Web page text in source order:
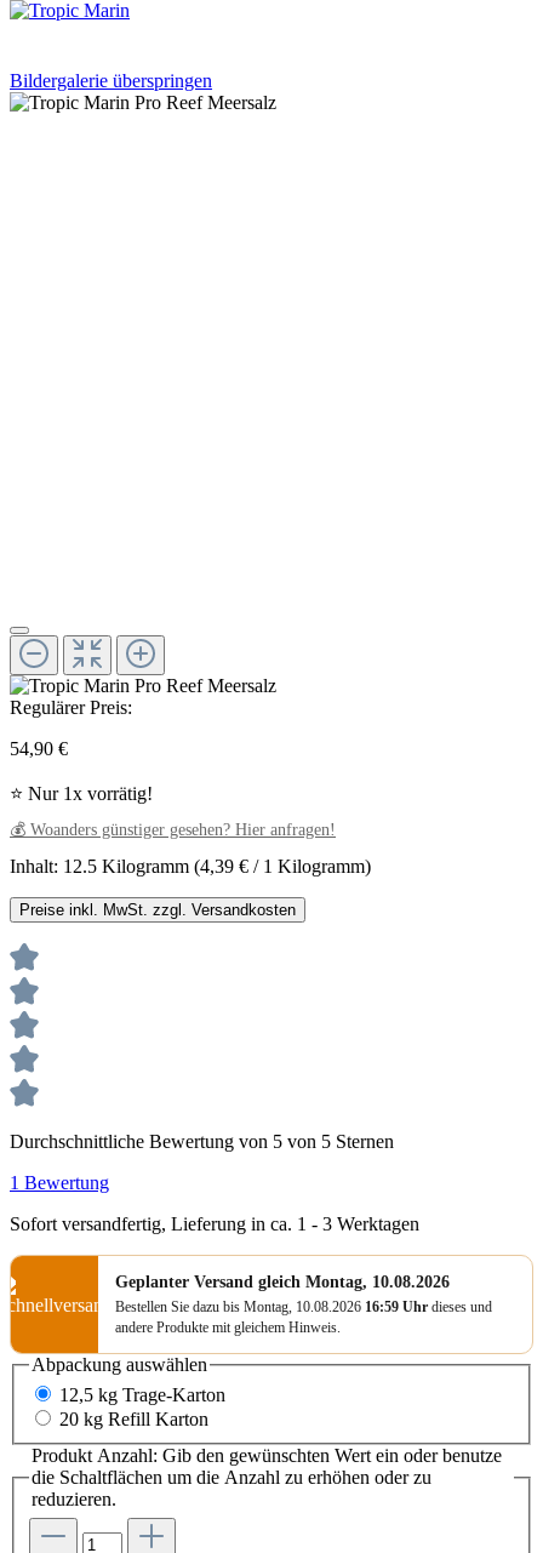
Bildergalerie überspringen
Regulärer Preis:
54,90 €
⭐ Nur 1x vorrätig!
💰 Woanders günstiger gesehen? Hier anfragen!
Inhalt: 12.5 Kilogramm (4,39 € / 1 Kilogramm)
Preise inkl. MwSt. zzgl. Versandkosten
Durchschnittliche Bewertung von 5 von 5 Sternen
1 Bewertung
Sofort versandfertig, Lieferung in ca. 1 - 3 Werktagen
Geplanter Versand gleich Montag, 10.08.2026
Bestellen Sie dazu bis Montag, 10.08.2026 16:59 Uhr dieses und
andere Produkte mit gleichem Hinweis.
Abpackung auswählen
12,5 kg Trage-Karton
20 kg Refill Karton
Produkt Anzahl: Gib den gewünschten Wert ein oder benutze
die Schaltflächen um die Anzahl zu erhöhen oder zu
reduzieren.